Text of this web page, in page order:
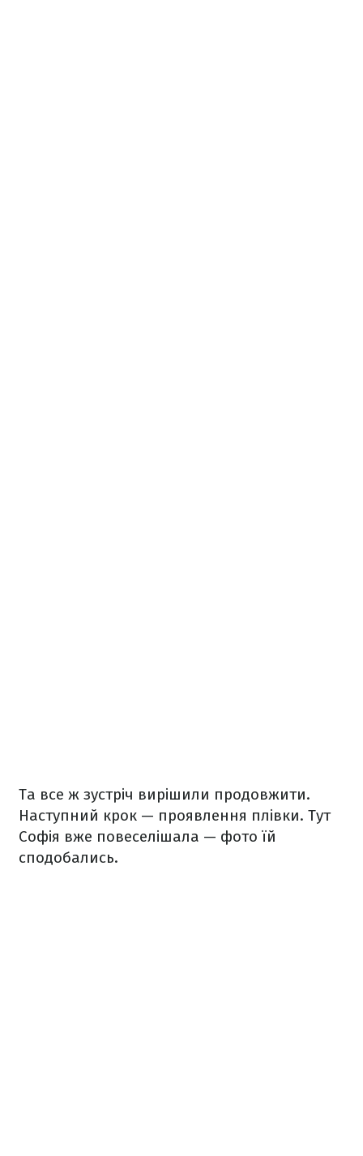
Та все ж зустріч вирішили продовжити.
Наступний крок — проявлення плівки. Тут
Софія вже повеселішала — фото їй
сподобались.